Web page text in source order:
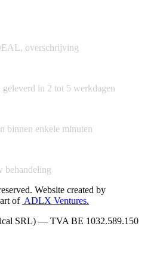
overschrijving
in 2 tot 5 werkdagen
binnen enkele minuten
behandeling
Website created by
of ADLX Ventures.
SRL) — TVA BE 1032.589.150